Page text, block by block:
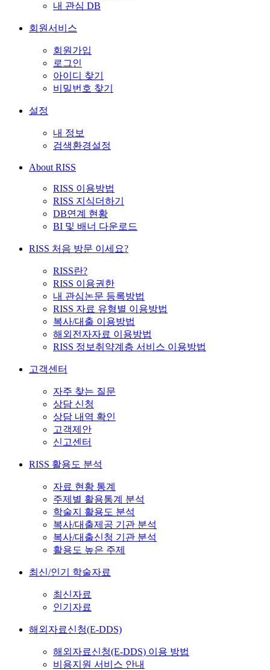
내 관심 DB
회원서비스
회원가입
로그인
아이디 찾기
비밀번호 찾기
설정
내 정보
검색환경설정
About RISS
RISS 이용방법
RISS 지식더하기
DB연계 현황
BI 및 배너 다운로드
RISS 처음 방문 이세요?
RISS란?
RISS 이용권한
내 관심논문 등록방법
RISS 자료 유형별 이용방법
복사/대출 이용방법
해외전자자료 이용방법
RISS 정보취약계층 서비스 이용방법
고객센터
자주 찾는 질문
상담 신청
상담 내역 확인
고객제안
신고센터
RISS 활용도 분석
자료 현황 통계
주제별 활용통계 분석
학술지 활용도 분석
복사/대출제공 기관 분석
복사/대출신청 기관 분석
활용도 높은 주제
최신/인기 학술자료
최신자료
인기자료
해외자료신청(E-DDS)
해외자료신청(E-DDS) 이용 방법
비용지원 서비스 안내